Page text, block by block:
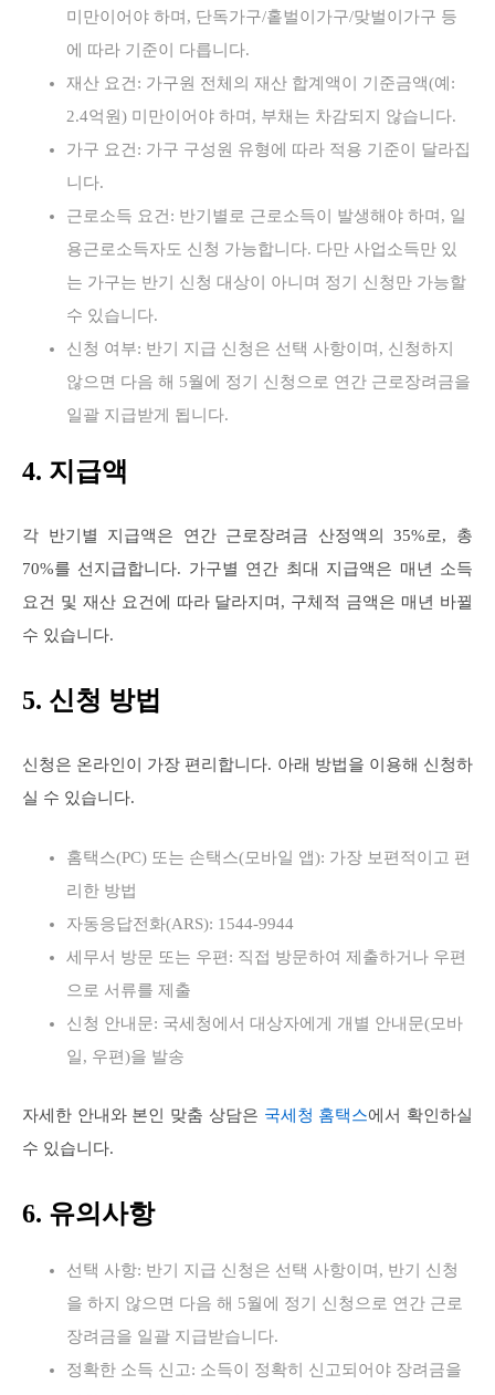
미만이어야 하며, 단독가구/홑벌이가구/맞벌이가구 등
에 따라 기준이 다릅니다.
재산 요건: 가구원 전체의 재산 합계액이 기준금액(예:
2.4억원) 미만이어야 하며, 부채는 차감되지 않습니다.
가구 요건: 가구 구성원 유형에 따라 적용 기준이 달라집
니다.
근로소득 요건: 반기별로 근로소득이 발생해야 하며, 일
용근로소득자도 신청 가능합니다. 다만 사업소득만 있
는 가구는 반기 신청 대상이 아니며 정기 신청만 가능할
수 있습니다.
신청 여부: 반기 지급 신청은 선택 사항이며, 신청하지
않으면 다음 해 5월에 정기 신청으로 연간 근로장려금을
일괄 지급받게 됩니다.
4. 지급액
각 반기별 지급액은 연간 근로장려금 산정액의 35%로, 총
70%를 선지급합니다. 가구별 연간 최대 지급액은 매년 소득
요건 및 재산 요건에 따라 달라지며, 구체적 금액은 매년 바뀔
수 있습니다.
5. 신청 방법
신청은 온라인이 가장 편리합니다. 아래 방법을 이용해 신청하
실 수 있습니다.
홈택스(PC) 또는 손택스(모바일 앱): 가장 보편적이고 편
리한 방법
자동응답전화(ARS): 1544-9944
세무서 방문 또는 우편: 직접 방문하여 제출하거나 우편
으로 서류를 제출
신청 안내문: 국세청에서 대상자에게 개별 안내문(모바
일, 우편)을 발송
자세한 안내와 본인 맞춤 상담은 국세청 홈택스에서 확인하실
수 있습니다.
6. 유의사항
선택 사항: 반기 지급 신청은 선택 사항이며, 반기 신청
을 하지 않으면 다음 해 5월에 정기 신청으로 연간 근로
장려금을 일괄 지급받습니다.
정확한 소득 신고: 소득이 정확히 신고되어야 장려금을